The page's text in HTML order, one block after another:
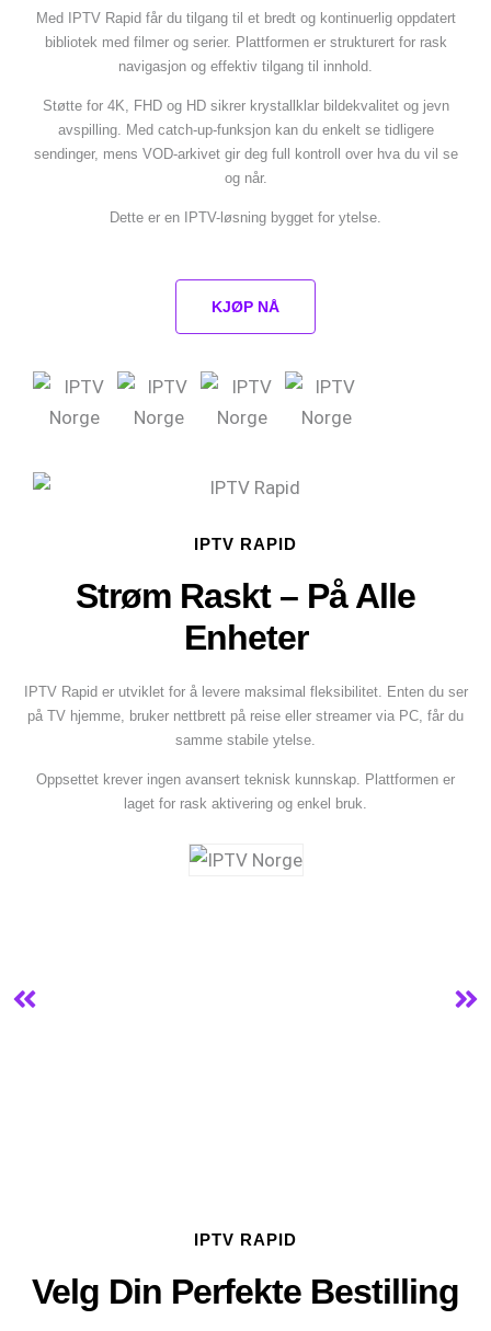
Med IPTV Rapid får du tilgang til et bredt og kontinuerlig oppdatert
bibliotek med filmer og serier. Plattformen er strukturert for rask
navigasjon og effektiv tilgang til innhold.
Støtte for 4K, FHD og HD sikrer krystallklar bildekvalitet og jevn
avspilling. Med catch-up-funksjon kan du enkelt se tidligere
sendinger, mens VOD-arkivet gir deg full kontroll over hva du vil se
og når.
Dette er en IPTV-løsning bygget for ytelse.
KJØP NÅ
IPTV RAPID
Strøm Raskt – På Alle
Enheter
IPTV Rapid er utviklet for å levere maksimal fleksibilitet. Enten du ser
på TV hjemme, bruker nettbrett på reise eller streamer via PC, får du
samme stabile ytelse.
Oppsettet krever ingen avansert teknisk kunnskap. Plattformen er
laget for rask aktivering og enkel bruk.
IPTV RAPID
Velg Din Perfekte Bestilling